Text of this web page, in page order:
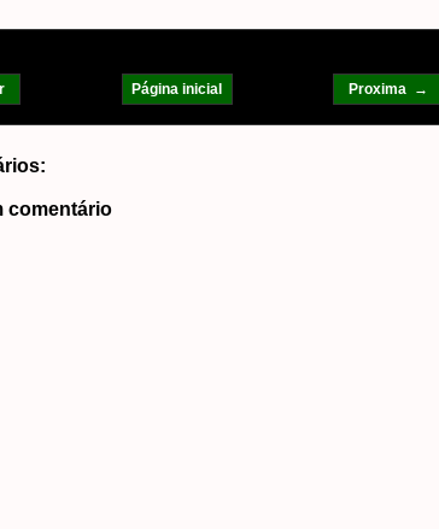
Proxima →
Página inicial
comentário